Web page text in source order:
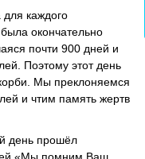
каждого
окончательно
почти 900 дней и
Поэтому этот день
Мы преклоняемся
и чтим память жертв
день прошёл